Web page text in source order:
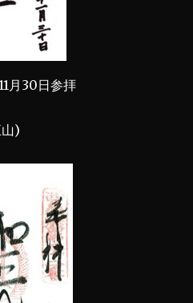
月30日参拝
)